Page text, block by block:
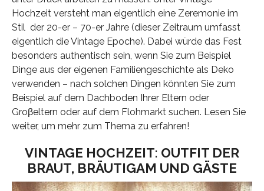
Hochzeit versteht man eigentlich eine Zeremonie im
Stil der 20-er – 70-er Jahre (dieser Zeitraum umfasst
eigentlich die Vintage Epoche). Dabei würde das Fest
besonders authentisch sein, wenn Sie zum Beispiel
Dinge aus der eigenen Familiengeschichte als Deko
verwenden – nach solchen Dingen könnten Sie zum
Beispiel auf dem Dachboden Ihrer Eltern oder
Groβeltern oder auf dem Flohmarkt suchen. Lesen Sie
weiter, um mehr zum Thema zu erfahren!
VINTAGE HOCHZEIT: OUTFIT DER
BRAUT, BRÄUTIGAM UND GÄSTE